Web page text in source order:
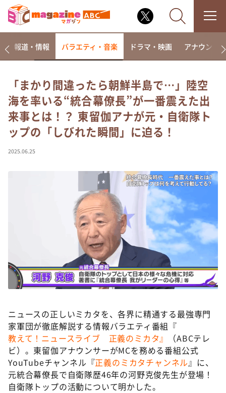
なるみ・岡村の過ぎるTV
相席食堂
これ余談なんですけど・・・
～人生密着トークバラエティ！～ やすとものいたっ
て真剣です
探偵！ナイトスクープ
河合＆A.B.C-Z塚田×福井アナ「なんでやねん！？」
（news おかえり）
DAIGOも台所 ～きょうの献立 何にする？～
本日はダイアンなり！シーズン２
朝だ！生です旅サラダ
教えて！ニュースライブ 正義のミカタ
新婚さんいらっしゃい！
ポツンと一軒家
ザキ山小屋本館
ぺこぱのまるスポ
アナ回覧板
報道・情報 バラエティ・音楽 ドラマ・映画 アナウンサー
「まかり間違ったら朝鮮半島で…」陸空
海を率いる“統合幕僚長”が一番震えた出
来事とは！？ 東留伽アナが元・自衛隊ト
ップの「しびれた瞬間」に迫る！
2025.06.25
ニュースの正しいミカタを、各界に精通する最強専門
家軍団が徹底解説する情報バラエティ番組『
教えて！ニュースライブ 正義のミカタ』
（ABCテレ
ビ）。東留伽アナウンサーがMCを務める番組公式
YouTubeチャンネル『正義のミカタチャンネル』に、
元統合幕僚長で自衛隊歴46年の河野克俊先生が登場！
自衛隊トップの活動について明かした。